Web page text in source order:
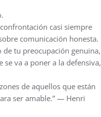
casi siempre
comunicación honesta.
de tu preocupación genuina,
va a poner a la defensiva,
de aquellos que están
ser amable.” — Henri